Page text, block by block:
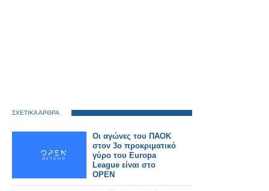
ΣΧΕΤΙΚΑ ΑΡΘΡΑ
Οι αγώνες του ΠΑΟΚ
στον 3ο προκριματικό
γύρο του Europa
League είναι στο
OPEN